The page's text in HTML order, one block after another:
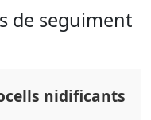
de seguiment
nidificants